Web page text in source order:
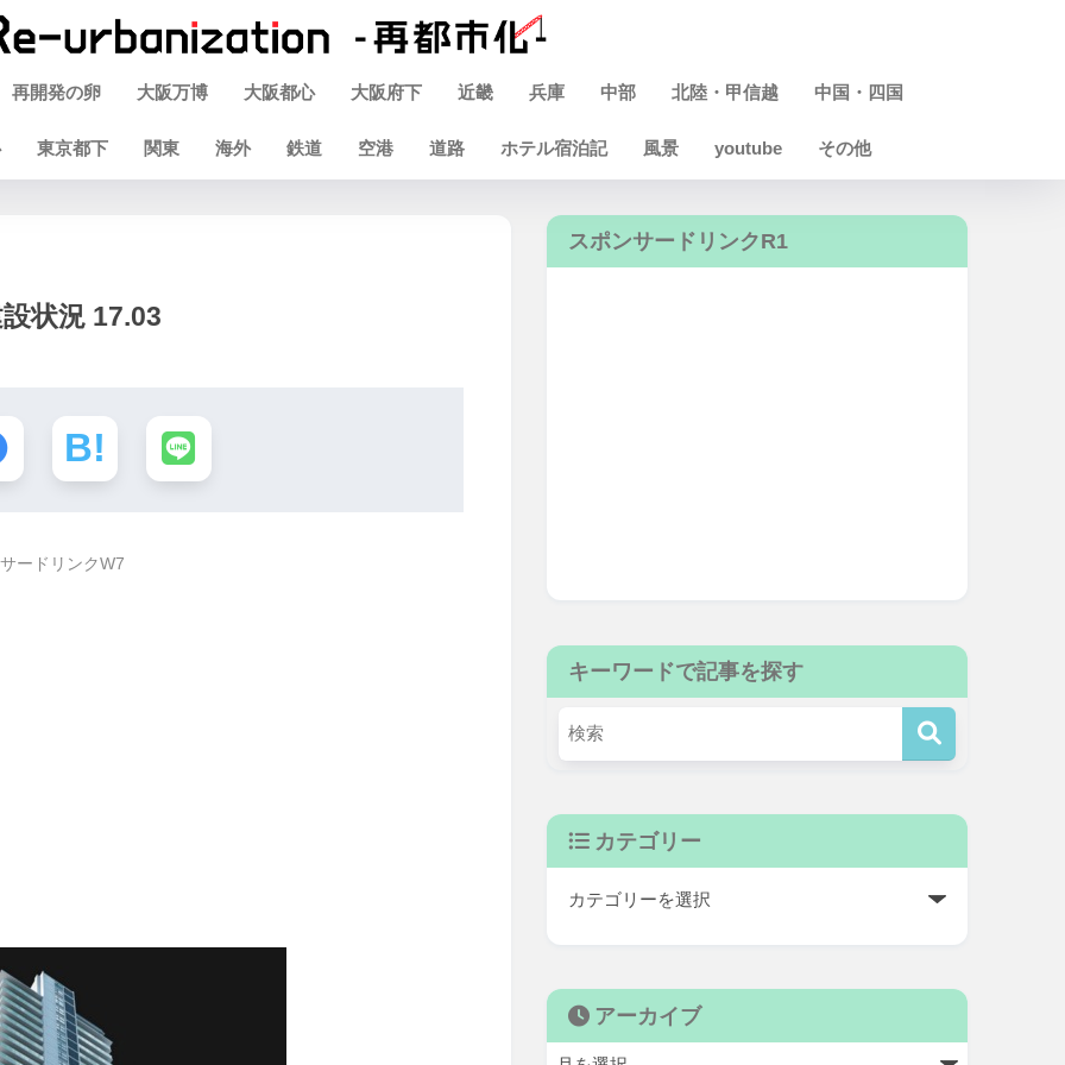
再開発の卵 大阪万博 大阪都心 大阪府下 近畿 兵庫 中部 北陸・甲信越 中国・四国
東京都下 関東 海外 鉄道 空港 道路 ホテル宿泊記 風景 youtube その他
状況 17.03
ードリンクW7
スポンサードリンクR1
キーワードで記事を探す
カテゴリー
アーカイブ